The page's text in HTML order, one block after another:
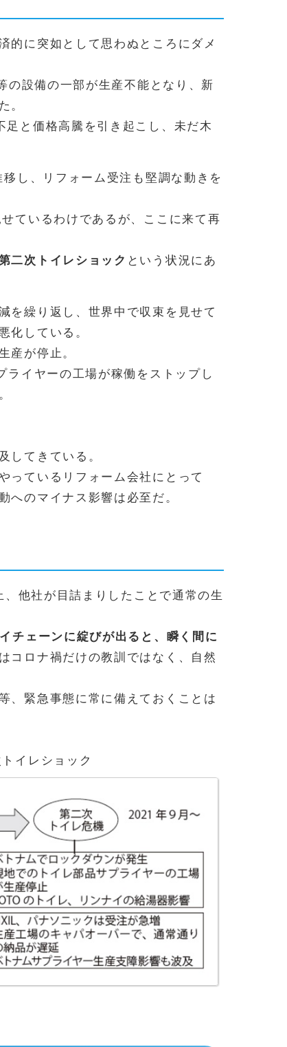
的に突如として思わぬところにダメ
設備の一部が生産不能となり、新
。
と価格高騰を引き起こし、未だ木
し、リフォーム受注も堅調な動きを
ているわけであるが、ここに来て再
二次トイレショック という状況にあ
を繰り返し、世界中で収束を見せて
化している。
産が停止。
イヤーの工場が稼働をストップし
してきている。
っているリフォーム会社にとって
へのマイナス影響は必至だ。
他社が目詰まりしたことで通常の生
チェーンに綻びが出ると、瞬く間に
コロナ禍だけの教訓ではなく、自然
、緊急事態に常に備えておくことは
イレショック